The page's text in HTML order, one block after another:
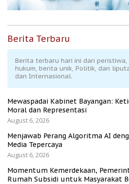
Berita Terbaru
Berita terbaru hari ini dari peristiwa,
hukum, berita unik, Politik, dan
dan Internasional.
Mewaspadai Kabinet Bayangan:
Moral dan Representasi
August 6, 2026
Menjawab Perang Algoritma AI
Media Tepercaya
August 6, 2026
Momentum Kemerdekaan,
Rumah Subsidi untuk Masyarakat